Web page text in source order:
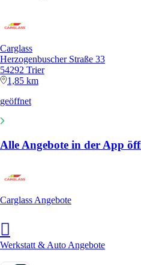
Carglass
Herzogenbuscher Straße 33
54292 Trier
1,85 km
geöffnet
Alle Angebote in der App
Carglass Angebote
Werkstatt & Auto Angebote